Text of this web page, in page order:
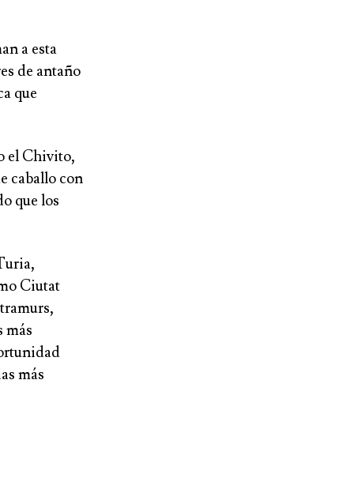
a esta
de antaño
que
el Chivito,
caballo con
que los
Ciutat
más
más